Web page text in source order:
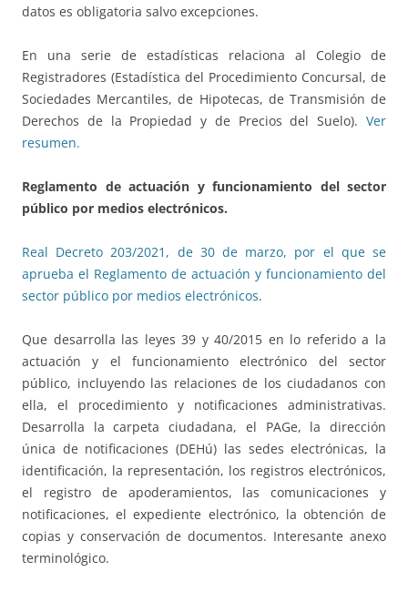
datos es obligatoria salvo excepciones.
En una serie de estadísticas relaciona al Colegio de
Registradores (Estadística del Procedimiento Concursal, de
Sociedades Mercantiles, de Hipotecas, de Transmisión de
Derechos de la Propiedad y de Precios del Suelo). Ver
resumen.
Reglamento de actuación y funcionamiento del sector
público por medios electrónicos.
Real Decreto 203/2021, de 30 de marzo, por el que se
aprueba el Reglamento de actuación y funcionamiento del
sector público por medios electrónicos.
Que desarrolla las leyes 39 y 40/2015 en lo referido a la
actuación y el funcionamiento electrónico del sector
público, incluyendo las relaciones de los ciudadanos con
ella, el procedimiento y notificaciones administrativas.
Desarrolla la carpeta ciudadana, el PAGe, la dirección
única de notificaciones (DEHú) las sedes electrónicas, la
identificación, la representación, los registros electrónicos,
el registro de apoderamientos, las comunicaciones y
notificaciones, el expediente electrónico, la obtención de
copias y conservación de documentos. Interesante anexo
terminológico.